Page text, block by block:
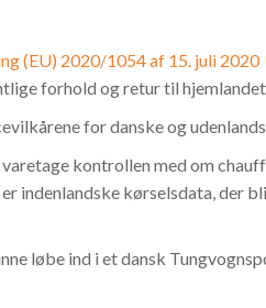
(EU) 2020/1054 af 15. juli 2020
forhold og retur til
for danske og
kontrollen med om
indenlandske kørselsdata, der
løbe ind i et dansk